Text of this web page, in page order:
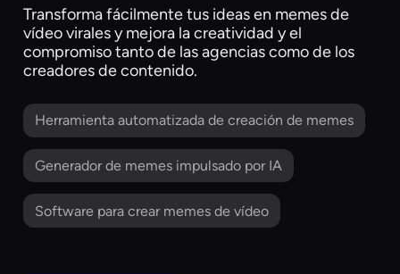
Transforma fácilmente tus ideas en memes de
vídeo virales y mejora la creatividad y el
compromiso tanto de las agencias como de los
creadores de contenido.
Herramienta automatizada de creación de memes
Generador de memes impulsado por IA
Software para crear memes de vídeo